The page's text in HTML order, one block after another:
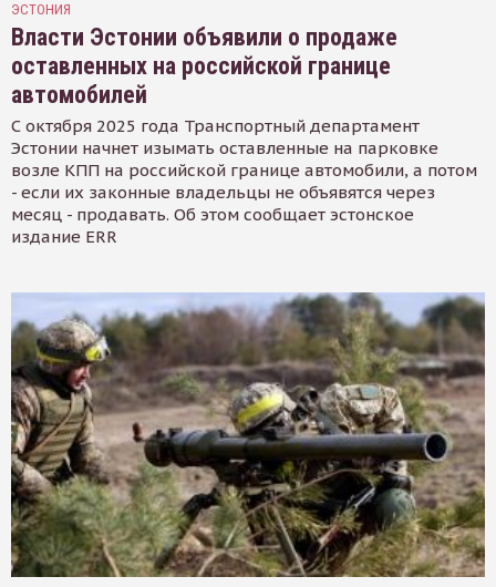
ЭСТОНИЯ
Власти Эстонии объявили о продаже
оставленных на российской границе
автомобилей
С октября 2025 года Транспортный департамент
Эстонии начнет изымать оставленные на парковке
возле КПП на российской границе автомобили, а потом
- если их законные владельцы не объявятся через
месяц - продавать. Об этом сообщает эстонское
издание ERR